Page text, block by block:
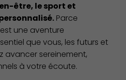
être, le sport et
Parce
une aventure
que vous, les futurs et
avancer sereinement,
à votre écoute.